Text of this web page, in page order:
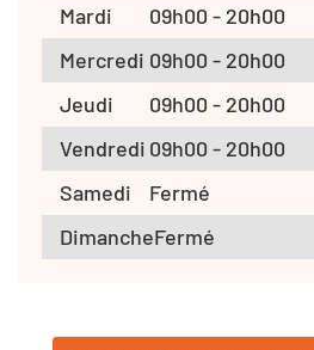
Mardi
09h00 - 20h00
Mercredi 09h00 - 20h00
Jeudi
09h00 - 20h00
Vendredi 09h00 - 20h00
Samedi
Fermé
DimancheFermé